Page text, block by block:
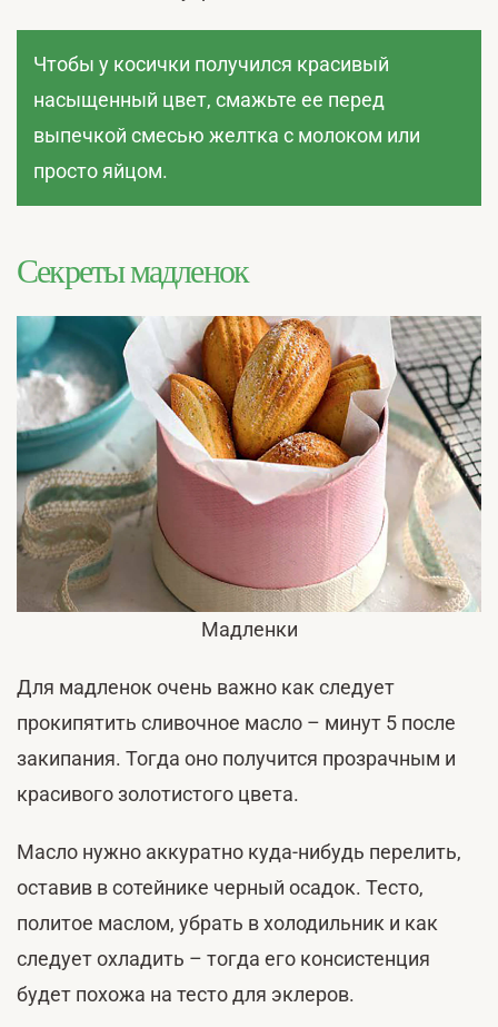
Чтобы у косички получился красивый
насыщенный цвет, смажьте ее перед
выпечкой смесью желтка с молоком или
просто яйцом.
Секреты мадленок
Мадленки
Для мадленок очень важно как следует
прокипятить сливочное масло – минут 5 после
закипания. Тогда оно получится прозрачным и
красивого золотистого цвета.
Масло нужно аккуратно куда-нибудь перелить,
оставив в сотейнике черный осадок. Тесто,
политое маслом, убрать в холодильник и как
следует охладить – тогда его консистенция
будет похожа на тесто для эклеров.